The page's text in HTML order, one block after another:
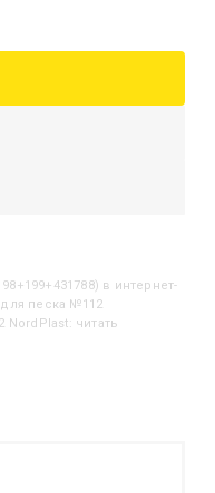
в интернет-
песка №112
NordPlast: читать